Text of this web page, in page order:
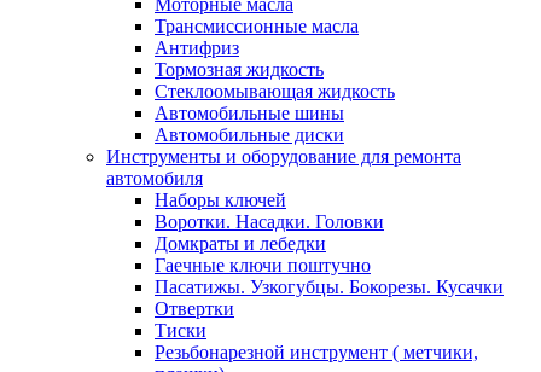
Моторные масла
Трансмиссионные масла
Антифриз
Тормозная жидкость
Стеклоомывающая жидкость
Автомобильные шины
Автомобильные диски
Инструменты и оборудование для ремонта
автомобиля
Наборы ключей
Воротки. Насадки. Головки
Домкраты и лебедки
Гаечные ключи поштучно
Пасатижы. Узкогубцы. Бокорезы. Кусачки
Отвертки
Тиски
Резьбонарезной инструмент ( метчики,